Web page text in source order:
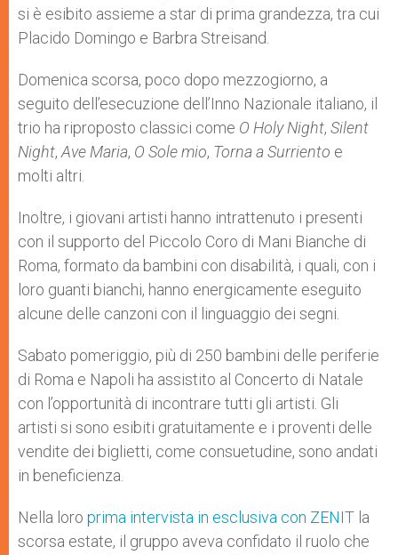
si è esibito assieme a star di prima grandezza, tra cui
Placido Domingo e Barbra Streisand.
Domenica scorsa, poco dopo mezzogiorno, a
seguito dell’esecuzione dell’Inno Nazionale italiano, il
trio ha riproposto classici come O Holy Night, Silent
Night, Ave Maria, O Sole mio, Torna a Surriento e
molti altri.
Inoltre, i giovani artisti hanno intrattenuto i presenti
con il supporto del Piccolo Coro di Mani Bianche di
Roma, formato da bambini con disabilità, i quali, con i
loro guanti bianchi, hanno energicamente eseguito
alcune delle canzoni con il linguaggio dei segni.
Sabato pomeriggio, più di 250 bambini delle periferie
di Roma e Napoli ha assistito al Concerto di Natale
con l’opportunità di incontrare tutti gli artisti. Gli
artisti si sono esibiti gratuitamente e i proventi delle
vendite dei biglietti, come consuetudine, sono andati
in beneficienza.
Nella loro prima intervista in esclusiva con ZENIT la
scorsa estate, il gruppo aveva confidato il ruolo che